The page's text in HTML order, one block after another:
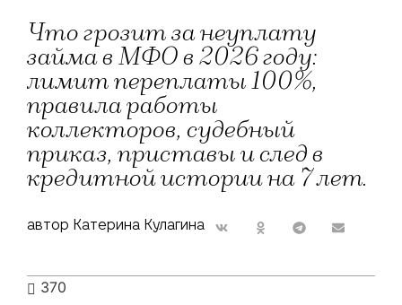
Что грозит за неуплату
займа в МФО в 2026 году:
лимит переплаты 100%,
правила работы
коллекторов, судебный
приказ, приставы и след в
кредитной истории на 7 лет.
автор Катерина Кулагина
370